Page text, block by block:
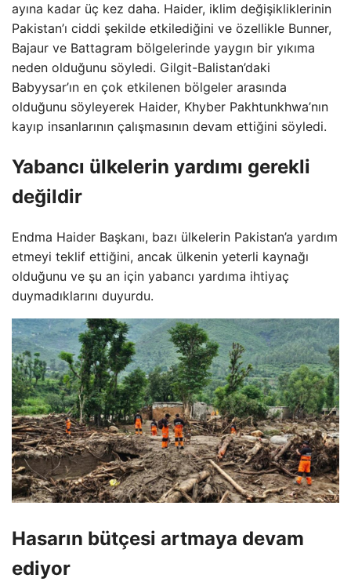
ayına kadar üç kez daha. Haider, iklim değişikliklerinin
Pakistan’ı ciddi şekilde etkilediğini ve özellikle Bunner,
Bajaur ve Battagram bölgelerinde yaygın bir yıkıma
neden olduğunu söyledi. Gilgit-Balistan’daki
Babyysar’ın en çok etkilenen bölgeler arasında
olduğunu söyleyerek Haider, Khyber Pakhtunkhwa’nın
kayıp insanlarının çalışmasının devam ettiğini söyledi.
Yabancı ülkelerin yardımı gerekli
değildir
Endma Haider Başkanı, bazı ülkelerin Pakistan’a yardım
etmeyi teklif ettiğini, ancak ülkenin yeterli kaynağı
olduğunu ve şu an için yabancı yardıma ihtiyaç
duymadıklarını duyurdu.
Hasarın bütçesi artmaya devam
ediyor